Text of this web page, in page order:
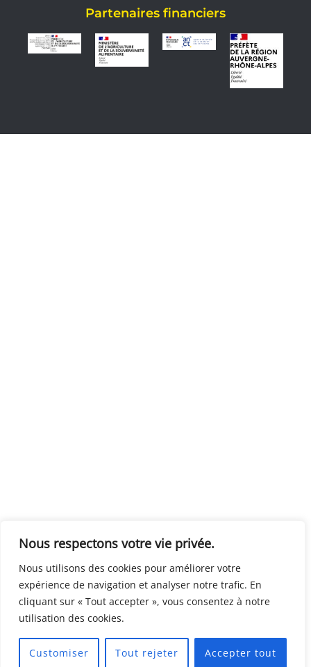
Nous respectons votre vie privée.
Nous utilisons des cookies pour améliorer votre
expérience de navigation et analyser notre trafic. En
cliquant sur « Tout accepter », vous consentez à notre
utilisation des cookies.
Customiser Tout rejeter Accepter tout
Partenaires financiers